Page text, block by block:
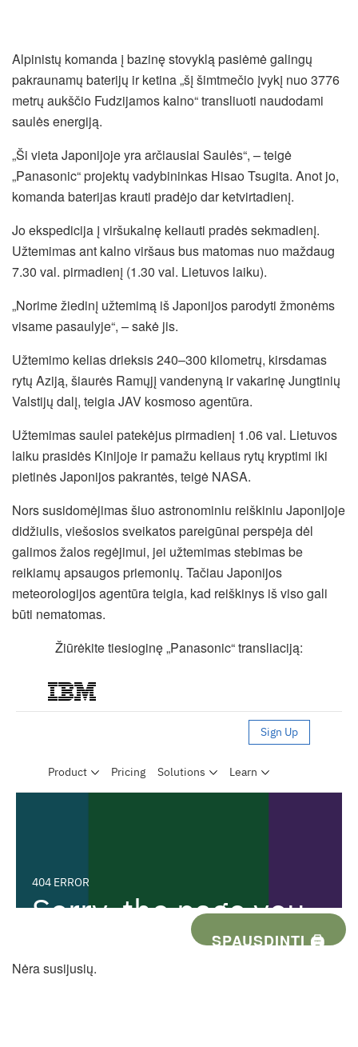
Alpinistų komanda į bazinę stovyklą pasiėmė galingų
pakraunamų baterijų ir ketina „šį šimtmečio įvykį nuo 3776
metrų aukščio Fudzijamos kalno“ transliuoti naudodami
saulės energiją.
„Ši vieta Japonijoje yra arčiausiai Saulės“, – teigė
„Panasonic“ projektų vadybininkas Hisao Tsugita. Anot jo,
komanda baterijas krauti pradėjo dar ketvirtadienį.
Jo ekspedicija į viršukalnę keliauti pradės sekmadienį.
Užtemimas ant kalno viršaus bus matomas nuo maždaug
7.30 val. pirmadienį (1.30 val. Lietuvos laiku).
„Norime žiedinį užtemimą iš Japonijos parodyti žmonėms
visame pasaulyje“, – sakė jis.
Užtemimo kelias drieksis 240–300 kilometrų, kirsdamas
rytų Aziją, šiaurės Ramųjį vandenyną ir vakarinę Jungtinių
Valstijų dalį, teigia JAV kosmoso agentūra.
Užtemimas saulei patekėjus pirmadienį 1.06 val. Lietuvos
laiku prasidės Kinijoje ir pamažu keliaus rytų kryptimi iki
pietinės Japonijos pakrantės, teigė NASA.
Nors susidomėjimas šiuo astronominiu reiškiniu Japonijoje
didžiulis, viešosios sveikatos pareigūnai perspėja dėl
galimos žalos regėjimui, jei užtemimas stebimas be
reikiamų apsaugos priemonių. Tačiau Japonijos
meteorologijos agentūra teigia, kad reiškinys iš viso gali
būti nematomas.
Žiūrėkite tiesioginę „Panasonic“ transliaciją:
SPAUSDINTI 🖨
Nėra susijusių.